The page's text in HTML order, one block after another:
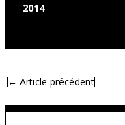
2014
←Article précédent